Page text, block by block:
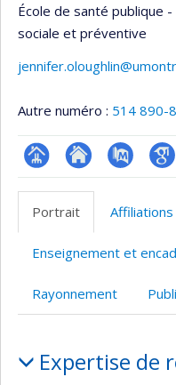
École de santé publique
sociale et préventive
Autre numéro : 514 890-
Page Site
l’unité
recherche
PubMed
Portrait
Enseignement et
Rayonnement
Expertise de